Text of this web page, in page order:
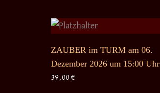
ZAUBER im TURM am 06.
Dezember 2026 um 15:00 Uhr
39,00€